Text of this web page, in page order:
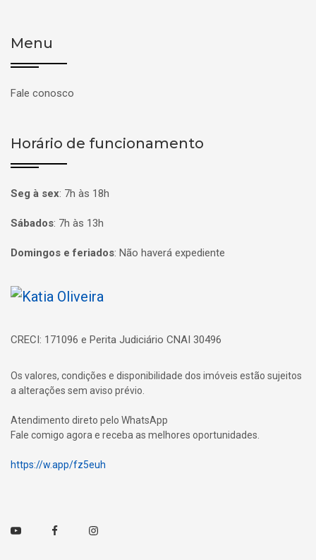
Menu
Fale conosco
Horário de funcionamento
Seg à sex: 7h às 18h
Sábados: 7h às 13h
Domingos e feriados: Não haverá expediente
Página inicial
CRECI: 171096 e Perita Judiciário CNAI 30496
Os valores, condições e disponibilidade dos imóveis estão sujeitos
a alterações sem aviso prévio.
Atendimento direto pelo WhatsApp
Fale comigo agora e receba as melhores oportunidades.
https://w.app/fz5euh
Youtube FacebookInstagram